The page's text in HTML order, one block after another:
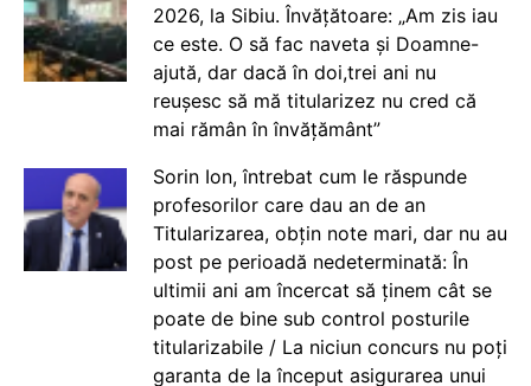
2026, la Sibiu. Învățătoare: „Am zis iau
ce este. O să fac naveta și Doamne-
ajută, dar dacă în doi,trei ani nu
reușesc să mă titularizez nu cred că
mai rămân în învățământ”
Sorin Ion, întrebat cum le răspunde
profesorilor care dau an de an
Titularizarea, obțin note mari, dar nu au
post pe perioadă nedeterminată: În
ultimii ani am încercat să ținem cât se
poate de bine sub control posturile
titularizabile / La niciun concurs nu poți
garanta de la început asigurarea unui